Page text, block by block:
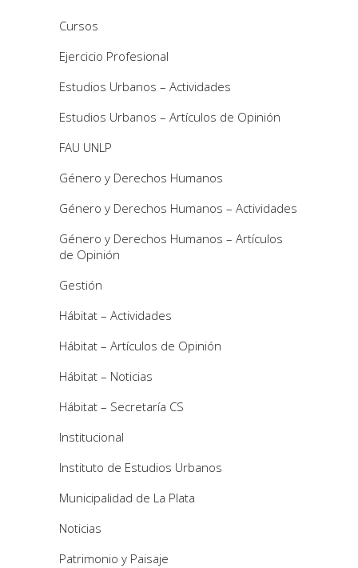
Cursos
Ejercicio Profesional
Estudios Urbanos – Actividades
Estudios Urbanos – Artículos de Opinión
FAU UNLP
Género y Derechos Humanos
Género y Derechos Humanos – Actividades
Género y Derechos Humanos – Artículos
de Opinión
Gestión
Hábitat – Actividades
Hábitat – Artículos de Opinión
Hábitat – Noticias
Hábitat – Secretaría CS
Institucional
Instituto de Estudios Urbanos
Municipalidad de La Plata
Noticias
Patrimonio y Paisaje